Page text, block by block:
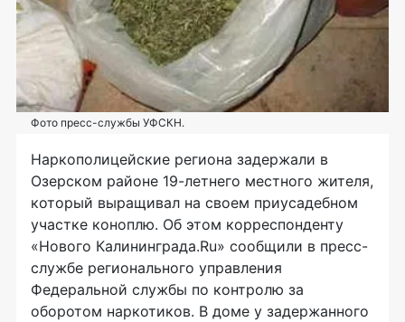
Фото пресс-службы УФСКН.
Наркополицейские региона задержали в
Озерском районе 19-летнего местного жителя,
который выращивал на своем приусадебном
участке коноплю. Об этом корреспонденту
«Нового Калининграда.Ru» сообщили в пресс-
службе регионального управления
Федеральной службы по контролю за
оборотом наркотиков. В доме у задержанного